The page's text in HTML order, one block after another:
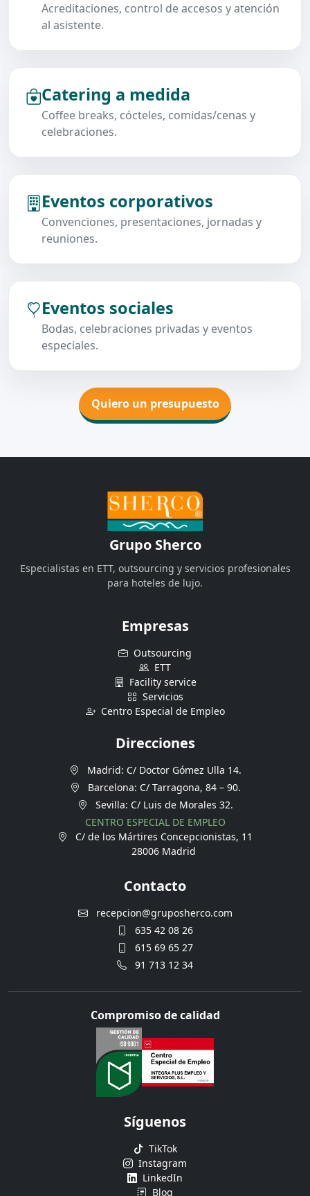
Acreditaciones, control de accesos y atención
al asistente.
Catering a medida
Coffee breaks, cócteles, comidas/cenas y
celebraciones.
Eventos corporativos
Convenciones, presentaciones, jornadas y
reuniones.
Eventos sociales
Bodas, celebraciones privadas y eventos
especiales.
Quiero un presupuesto
Grupo Sherco
Especialistas en ETT, outsourcing y servicios profesionales
para hoteles de lujo.
Empresas
Outsourcing
ETT
Facility service
Servicios
Centro Especial de Empleo
Direcciones
Madrid: C/ Doctor Gómez Ulla 14.
Barcelona: C/ Tarragona, 84 – 90.
Sevilla: C/ Luis de Morales 32.
CENTRO ESPECIAL DE EMPLEO
C/ de los Mártires Concepcionistas, 11
28006 Madrid
Contacto
recepcion@gruposherco.com
635 42 08 26
615 69 65 27
91 713 12 34
Compromiso de calidad
Síguenos
TikTok
Instagram
LinkedIn
Blog